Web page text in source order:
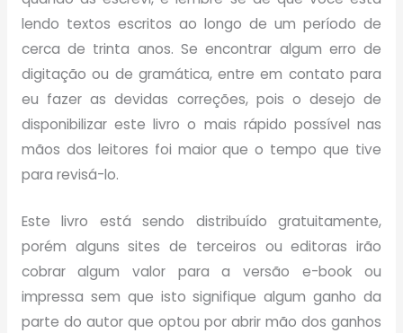
lendo textos escritos ao longo de um período de
cerca de trinta anos. Se encontrar algum erro de
digitação ou de gramática, entre em contato para
eu fazer as devidas correções, pois o desejo de
disponibilizar este livro o mais rápido possível nas
mãos dos leitores foi maior que o tempo que tive
para revisá-lo.
Este livro está sendo distribuído gratuitamente,
porém alguns sites de terceiros ou editoras irão
cobrar algum valor para a versão e-book ou
impressa sem que isto signifique algum ganho da
parte do autor que optou por abrir mão dos ganhos